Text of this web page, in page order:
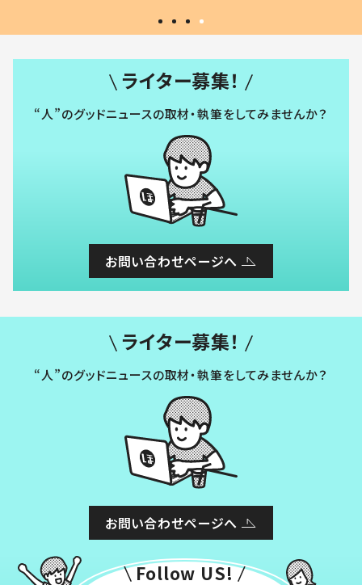
ライター募集！
“人”のグッドニュースの取材・執筆をしてみませんか？
お問い合わせページへ
ライター募集！
“人”のグッドニュースの取材・執筆をしてみませんか？
お問い合わせページへ
Follow US!